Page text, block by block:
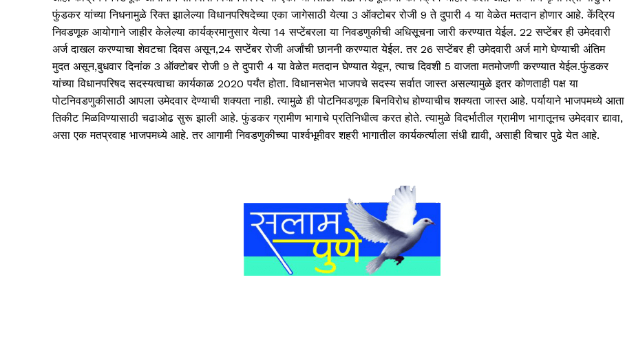
फुंडकर यांच्या निधनामुळे रिक्त झालेल्या विधानपरिषदेच्या एका जागेसाठी येत्या 3 ऑक्टोबर रोजी 9 ते दुपारी 4 या वेळेत मतदान होणार आहे. केंद्रिय
निवडणूक आयोगाने जाहीर केलेल्या कार्यक्रमानुसार येत्या 14 सप्टेंबरला या निवडणुकीची अधिसूचना जारी करण्यात येईल. 22 सप्टेंबर ही उमेदवारी
अर्ज दाखल करण्याचा शेवटचा दिवस असून,24 सप्टेंबर रोजी अर्जांची छाननी करण्यात येईल. तर 26 सप्टेंबर ही उमेदवारी अर्ज मागे घेण्याची अंतिम
मुदत असून,बुधवार दिनांक 3 ऑक्टोबर रोजी 9 ते दुपारी 4 या वेळेत मतदान घेण्यात येवून, त्याच दिवशी 5 वाजता मतमोजणी करण्यात येईल.फुंडकर
यांच्या विधानपरिषद सदस्यत्वाचा कार्यकाळ 2020 पर्यंत होता. विधानसभेत भाजपचे सदस्य सर्वात जास्त असल्यामुळे इतर कोणताही पक्ष या
पोटनिवडणुकीसाठी आपला उमेदवार देण्याची शक्यता नाही. त्यामुळे ही पोटनिवडणूक बिनविरोध होण्याचीच शक्यता जास्त आहे. पर्यायाने भाजपमध्ये आता
तिकीट मिळविण्यासाठी चढाओढ सुरू झाली आहे. फुंडकर ग्रामीण भागाचे प्रतिनिधीत्व करत होते. त्यामुळे विदर्भातील ग्रामीण भागातूनच उमेदवार द्यावा,
असा एक मतप्रवाह भाजपमध्ये आहे. तर आगामी निवडणुकीच्या पार्श्वभूमीवर शहरी भागातील कार्यकर्त्याला संधी द्यावी, असाही विचार पुढे येत आहे.